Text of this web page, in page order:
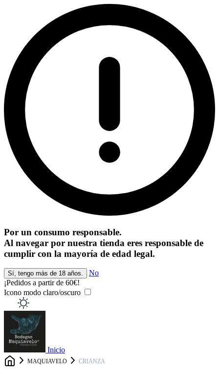
Por un consumo responsable.
Al navegar por nuestra tienda eres responsable de
cumplir con la mayoría de edad legal.
Sí, tengo más de 18 años.
No
¡Pedidos a partir de 60€!
Icono modo claro/oscuro
Inicio
MAQUIAVELO CRIANZA